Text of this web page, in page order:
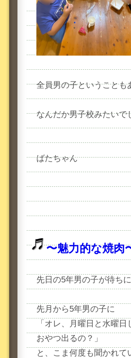
全員男の子ということも
なんだか男子校みたいで
ばたちゃん
〜魅力的な焼肉
先日の5年男の子が待ち
先月から5年男の子に
「オレ、月曜日と水曜
おやつ出るの？」
と、こま何度も聞かれて